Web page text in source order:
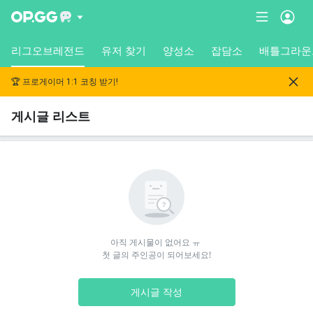
리그오브레전드 유저 찾기 양성소 잡담소 배틀그라
🏆 프로게이머 1:1 코칭 받기!
게시글 리스트
아직 게시물이 없어요 ㅠ
첫 글의 주인공이 되어보세요!
게시글 작성